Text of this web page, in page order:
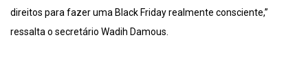
direitos para fazer uma Black Friday realmente consciente,”
ressalta o secretário Wadih Damous.